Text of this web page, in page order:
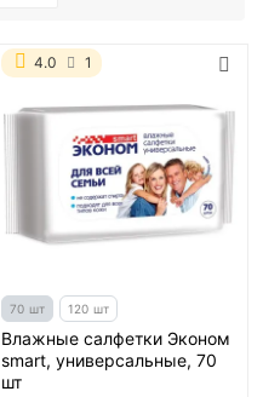
4.0 1
70 шт 120 шт
Влажные салфетки Эконом
smart, универсальные, 70
шт